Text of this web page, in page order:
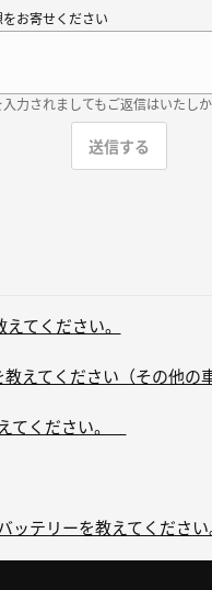
お寄せください
力されましてもご返信はいたし
てください。
えてください（その他の車
えてください。
ッテリーを教えてください